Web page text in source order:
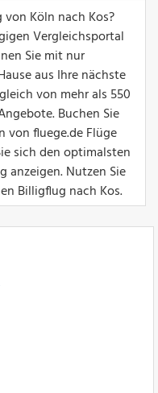
Köln nach Kos?
Vergleichsportal
Sie mit nur
aus Ihre nächste
von mehr als 550
Buchen Sie
von fluege.de Flüge
sich den optimalsten
anzeigen. Nutzen Sie
Billigflug nach Kos.